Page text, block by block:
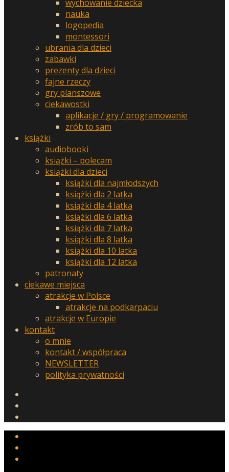
wychowanie dziecka
nauka
logopedia
montessori
ubrania dla dzieci
zabawki
prezenty dla dzieci
fajne rzeczy
gry planszowe
ciekawostki
aplikacje / gry / programowanie
zrób to sam
książki
audiobooki
książki – polecam
książki dla dzieci
książki dla najmłodszych
książki dla 2 latka
książki dla 4 latka
książki dla 6 latka
książki dla 7 latka
książki dla 8 latka
książki dla 10 latka
książki dla 12 latka
patronaty
ciekawe miejsca
atrakcje w Polsce
atrakcje na podkarpaciu
atrakcje w Europie
kontakt
o mnie
kontakt / współpraca
NEWSLETTER
polityka prywatności